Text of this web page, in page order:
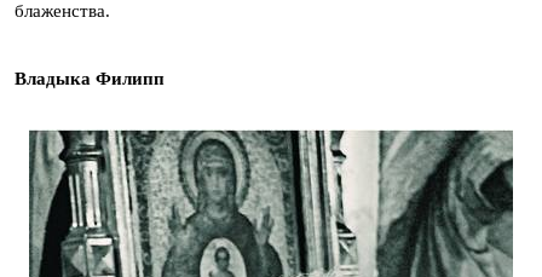
блаженства.
Владыка Филипп